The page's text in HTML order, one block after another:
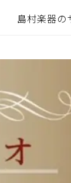
島村楽器の